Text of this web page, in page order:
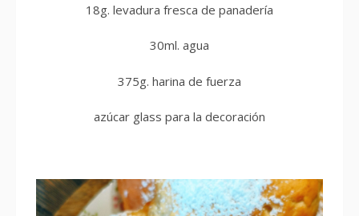
18g. levadura fresca de panadería
30ml. agua
375g. harina de fuerza
azúcar glass para la decoración